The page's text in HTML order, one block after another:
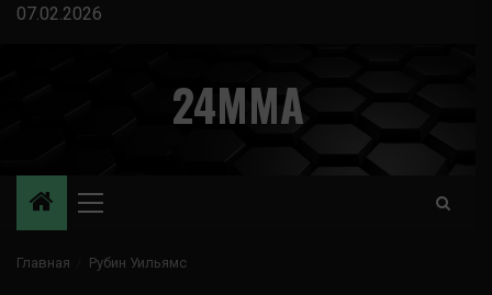
Перейти
07.02.2026
24MMA
Основное
Главная Рубин Уильямс